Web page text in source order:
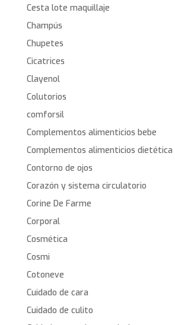
Cesta lote maquillaje
Champús
Chupetes
Cicatrices
Clayenol
Colutorios
comforsil
Complementos alimenticios bebe
Complementos alimenticios dietética
Contorno de ojos
Corazón y sistema circulatorio
Corine De Farme
Corporal
Cosmética
Cosmi
Cotoneve
Cuidado de cara
Cuidado de culito